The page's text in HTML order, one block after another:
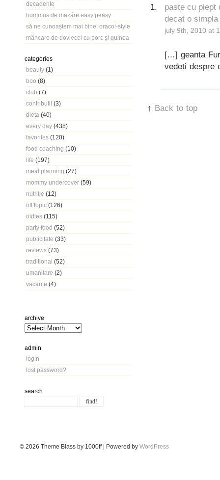
decadente
hummus de mazăre easy peasy
să ne cunoaștem mai bine, oracol-style
mâncare de dovlecei cu porc și quinoa
categories
beauty (1)
boo (8)
club (7)
contributii (3)
dieta (40)
every day (438)
favorites (120)
food coaching (10)
life (197)
meal planning (27)
mommy undercover (59)
nutritie (12)
off topic (126)
oldies (115)
party food (52)
publicitate (33)
reviews (73)
traditional (52)
umanitare (2)
vacante (4)
archive
admin
login
lost password?
search
paste cu piept
decat o
july 9th, 2010 at
[…] geanta
vedeti
↑ Back to top
© 2026 Theme Blass by 1000ff | Powered by WordPress